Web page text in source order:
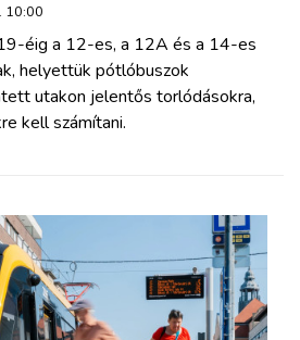
10:00
éig a 12-es, a 12A és a 14-es
helyettük pótlóbuszok
utakon jelentős torlódásokra,
kell számítani.